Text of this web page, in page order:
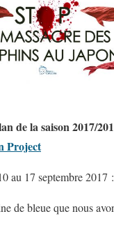
de la saison 2017/
Project
au 17 septembre 2017 :
de bleue que nous